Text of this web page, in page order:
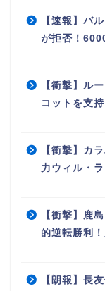
【速報】バ
が拒否！
【衝撃】ル
コットを支
【衝撃】カ
力ウィル・
【衝撃】鹿
的逆転勝利
【朗報】長